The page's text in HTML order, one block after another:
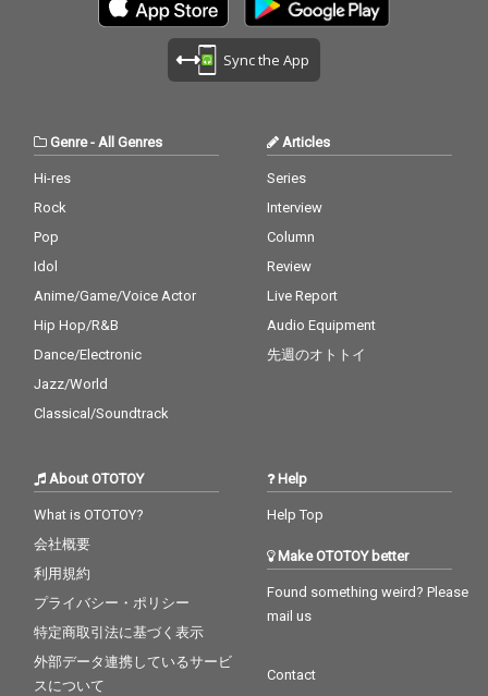
Sync the App
Genre- All Genres
Hi-res
Rock
Pop
Idol
Anime/Game/Voice Actor
Hip Hop/R&B
Dance/Electronic
Jazz/World
Classical/Soundtrack
Articles
Series
Interview
Column
Review
Live Report
Audio Equipment
先週のオトトイ
About OTOTOY
What is OTOTOY?
会社概要
利用規約
プライバシー・ポリシー
特定商取引法に基づく表示
外部データ連携しているサービ
スについて
Help
Help Top
Make OTOTOY better
Found something weird? Please
mail us
Contact